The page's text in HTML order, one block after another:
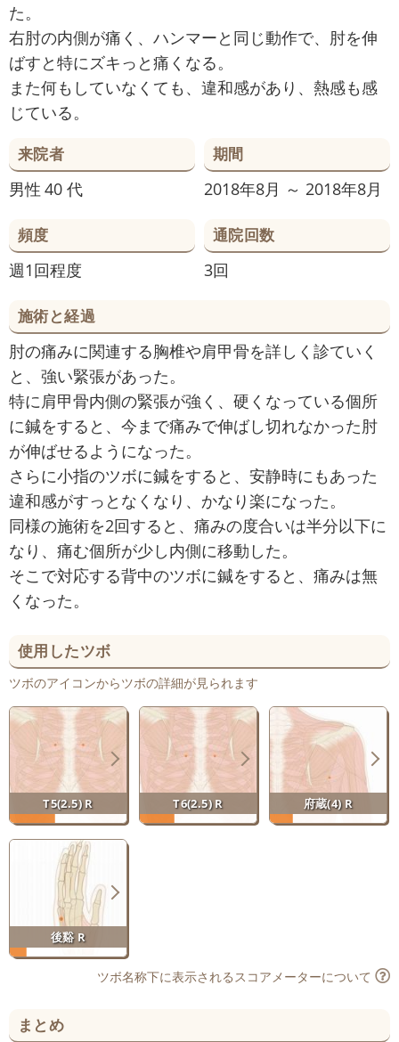
た。
右肘の内側が痛く、ハンマーと同じ動作で、肘を伸
ばすと特にズキっと痛くなる。
また何もしていなくても、違和感があり、熱感も感
じている。
来院者
男性 40 代
期間
2018年8月 ～ 2018年8月
頻度
週1回程度
通院回数
3回
施術と経過
肘の痛みに関連する胸椎や肩甲骨を詳しく診ていく
と、強い緊張があった。
特に肩甲骨内側の緊張が強く、硬くなっている個所
に鍼をすると、今まで痛みで伸ばし切れなかった肘
が伸ばせるようになった。
さらに小指のツボに鍼をすると、安静時にもあった
違和感がすっとなくなり、かなり楽になった。
同様の施術を2回すると、痛みの度合いは半分以下に
なり、痛む個所が少し内側に移動した。
そこで対応する背中のツボに鍼をすると、痛みは無
くなった。
使用したツボ
ツボのアイコンからツボの詳細が見られます
T5(2.5) R T6(2.5) R 府蔵(4) R
後谿 R
ツボ名称下に表示されるスコアメーターについて
まとめ